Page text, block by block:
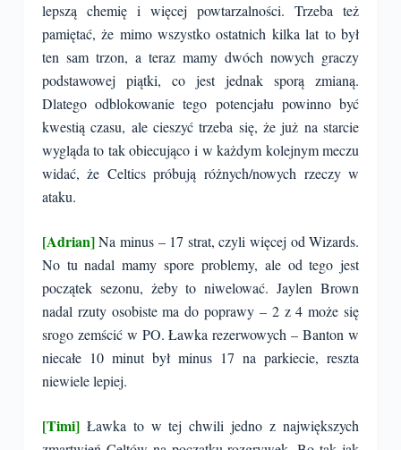
lepszą chemię i więcej powtarzalności. Trzeba też
pamiętać, że mimo wszystko ostatnich kilka lat to był
ten sam trzon, a teraz mamy dwóch nowych graczy
podstawowej piątki, co jest jednak sporą zmianą.
Dlatego odblokowanie tego potencjału powinno być
kwestią czasu, ale cieszyć trzeba się, że już na starcie
wygląda to tak obiecująco i w każdym kolejnym meczu
widać, że Celtics próbują różnych/nowych rzeczy w
ataku.
[Adrian]Na minus – 17 strat, czyli więcej od Wizards.
No tu nadal mamy spore problemy, ale od tego jest
początek sezonu, żeby to niwelować. Jaylen Brown
nadal rzuty osobiste ma do poprawy – 2 z 4 może się
srogo zemścić w PO. Ławka rezerwowych – Banton w
niecałe 10 minut był minus 17 na parkiecie, reszta
niewiele lepiej.
[Timi] Ławka to w tej chwili jedno z największych